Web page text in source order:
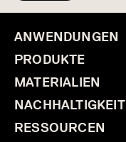
ANWENDUNGEN
PRODUKTE
MATERIALIEN
NACHHALTIGKEIT
RESSOURCEN